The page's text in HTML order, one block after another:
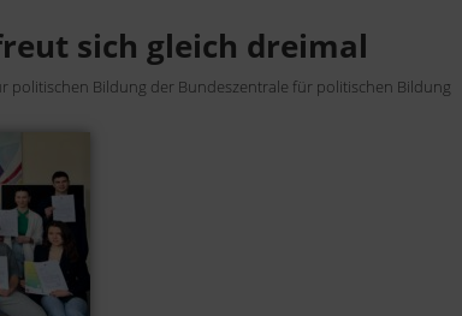
sich gleich dreimal
politischen Bildung der Bundeszentrale für politischen Bildung